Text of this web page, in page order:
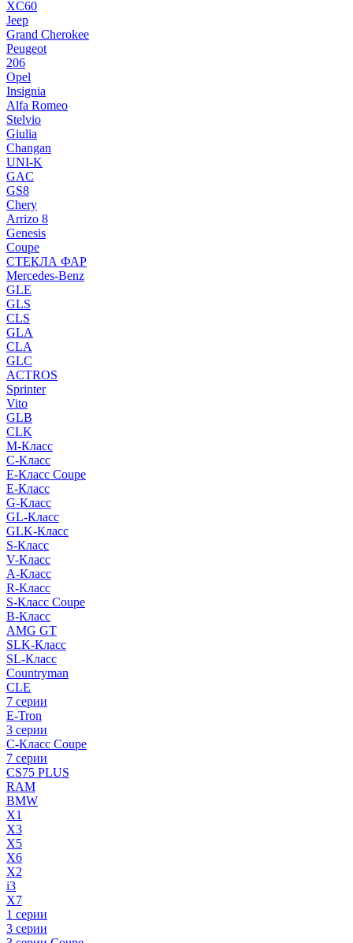
XC60
Jeep
Grand Cherokee
Peugeot
206
Opel
Insignia
Alfa Romeo
Stelvio
Giulia
Changan
UNI-K
GAC
GS8
Chery
Arrizo 8
Genesis
Coupe
СТЕКЛА ФАР
Mercedes-Benz
GLE
GLS
CLS
GLA
CLA
GLC
ACTROS
Sprinter
Vito
GLB
CLK
M-Класс
C-Класс
E-Класс Coupe
E-Класс
G-Класс
GL-Класс
GLK-Класс
S-Класс
V-Класс
A-Класс
R-Класс
S-Класс Сoupe
B-Класс
AMG GT
SLK-Класс
SL-Класс
Countryman
CLE
7 серии
E-Tron
3 серии
C-Класс Coupe
7 серии
CS75 PLUS
RAM
BMW
X1
X3
X5
X6
X2
i3
X7
1 серии
3 серии